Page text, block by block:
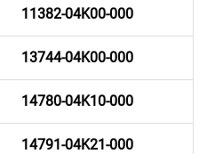
11382-04K00-000
13744-04K00-000
14780-04K10-000
14791-04K21-000